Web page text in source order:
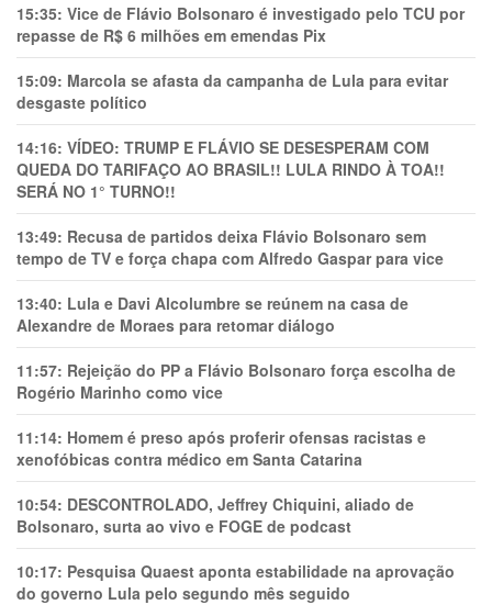
15:35: Vice de Flávio Bolsonaro é investigado pelo TCU por
repasse de R$ 6 milhões em emendas Pix
15:09: Marcola se afasta da campanha de Lula para evitar
desgaste político
14:16: VÍDEO: TRUMP E FLÁVIO SE DESESPERAM COM
QUEDA DO TARIFAÇO AO BRASIL!! LULA RINDO À TOA!!
SERÁ NO 1° TURNO!!
13:49: Recusa de partidos deixa Flávio Bolsonaro sem
tempo de TV e força chapa com Alfredo Gaspar para vice
13:40: Lula e Davi Alcolumbre se reúnem na casa de
Alexandre de Moraes para retomar diálogo
11:57: Rejeição do PP a Flávio Bolsonaro força escolha de
Rogério Marinho como vice
11:14: Homem é preso após proferir ofensas racistas e
xenofóbicas contra médico em Santa Catarina
10:54: DESCONTROLADO, Jeffrey Chiquini, aliado de
Bolsonaro, surta ao vivo e FOGE de podcast
10:17: Pesquisa Quaest aponta estabilidade na aprovação
do governo Lula pelo segundo mês seguido